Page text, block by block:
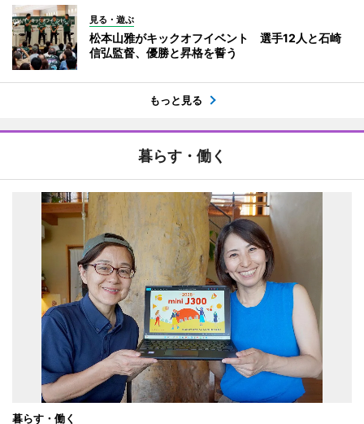
見る・遊ぶ
松本山雅がキックオフイベント 選手12人と石崎
信弘監督、優勝と昇格を誓う
もっと見る
暮らす・働く
暮らす・働く